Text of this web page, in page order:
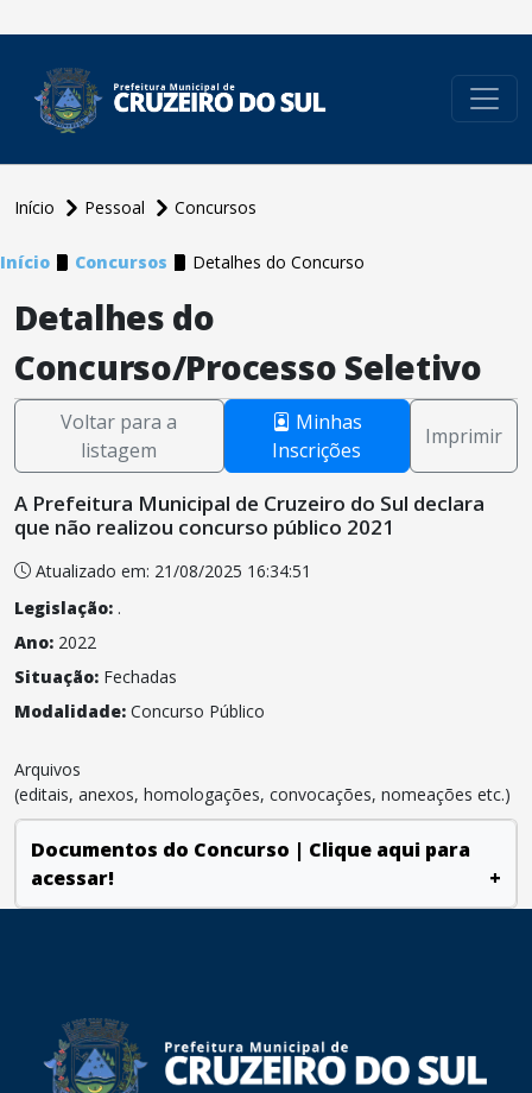
Início Pessoal Concursos
Início Concursos Detalhes do Concurso
Detalhes do
Concurso/Processo Seletivo
Voltar para a
listagem
Minhas
Inscrições
Imprimir
A Prefeitura Municipal de Cruzeiro do Sul declara
que não realizou concurso público 2021
Atualizado em: 21/08/2025 16:34:51
Legislação: .
Ano: 2022
Situação: Fechadas
Modalidade: Concurso Público
Arquivos
(editais, anexos, homologações, convocações, nomeações etc.)
Documentos do Concurso | Clique aqui para
acessar!
+